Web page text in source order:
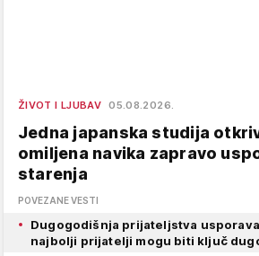
ŽIVOT I LJUBAV 05.08.2026.
Jedna japanska studija
omiljena navika zapravo
starenja
POVEZANE VESTI
Dugogodišnja prijateljstva
najbolji prijatelji mogu biti ključ